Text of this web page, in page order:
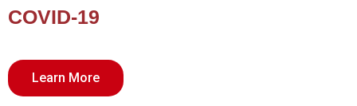
COVID-19
Learn More